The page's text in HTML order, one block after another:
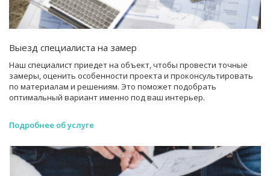
Выезд специалиста на замер
Наш специалист приедет на объект, чтобы провести точные
замеры, оценить особенности проекта и проконсультировать
по материалам и решениям. Это поможет подобрать
оптимальный вариант именно под ваш интерьер.
Подробнее об услуге